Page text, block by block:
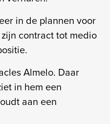
in de plannen voor
contract tot medio
Almelo. Daar
in hem een
aan een